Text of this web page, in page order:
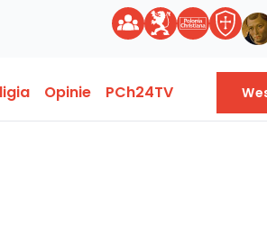
Opinie PCh24TV